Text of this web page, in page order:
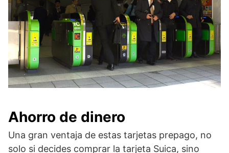
Ahorro de dinero
Una gran ventaja de estas tarjetas prepago, no
solo si decides comprar la tarjeta Suica, sino